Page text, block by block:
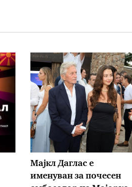
Мајкл Даглас е
именуван за почесен